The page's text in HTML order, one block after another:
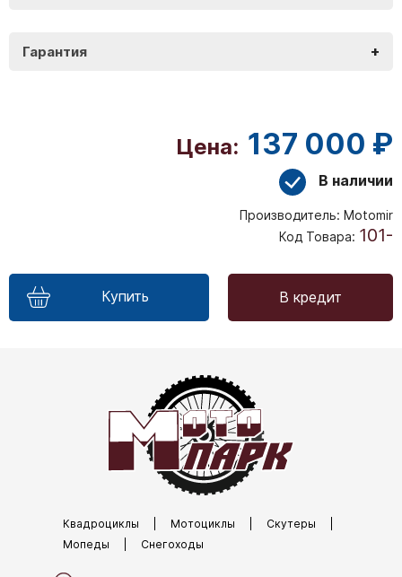
Гарантия +
Цена: 137 000 ₽
В наличии
Производитель: Motomir
Код Товара: 101-
Купить В кредит
Квадроциклы Мотоциклы Скутеры
Мопеды
Снегоходы